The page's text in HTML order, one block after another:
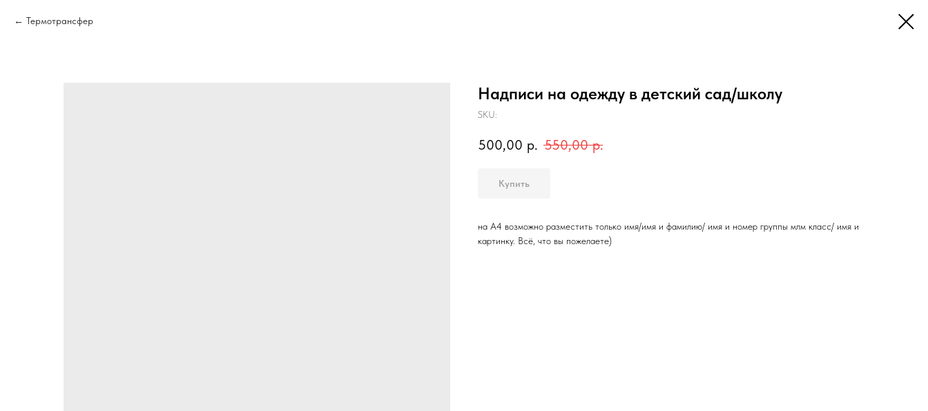
Термотрансфер
Надписи на одежду в детский сад/школу
SKU:
500,00 р. 550,00 р.
Купить
на А4 возможно разместить только имя/имя и фамилию/ имя и номер группы млм класс/ имя и
картинку. Всё, что вы пожелаете)